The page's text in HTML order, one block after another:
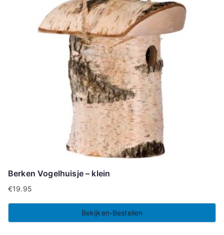
Berken Vogelhuisje – klein
€19.95
Bekijken-Bestellen